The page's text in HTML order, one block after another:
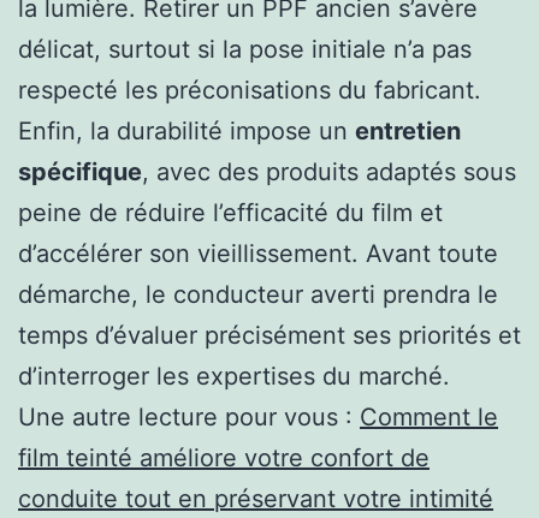
la lumière. Retirer un PPF ancien s’avère
délicat, surtout si la pose initiale n’a pas
respecté les préconisations du fabricant.
Enfin, la durabilité impose un entretien
spécifique, avec des produits adaptés sous
peine de réduire l’efficacité du film et
d’accélérer son vieillissement. Avant toute
démarche, le conducteur averti prendra le
temps d’évaluer précisément ses priorités et
d’interroger les expertises du marché.
Une autre lecture pour vous : Comment le
film teinté améliore votre confort de
conduite tout en préservant votre intimité